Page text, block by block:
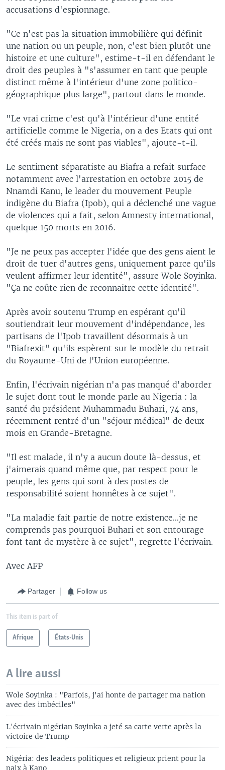
accusations d'espionnage.
"Ce n'est pas la situation immobilière qui définit
une nation ou un peuple, non, c'est bien plutôt une
histoire et une culture", estime-t-il en défendant le
droit des peuples à "s'assumer en tant que peuple
distinct même à l'intérieur d'une zone politico-
géographique plus large", partout dans le monde.
"Le vrai crime c'est qu'à l'intérieur d'une entité
artificielle comme le Nigeria, on a des Etats qui ont
été créés mais ne sont pas viables", ajoute-t-il.
Le sentiment séparatiste au Biafra a refait surface
notamment avec l'arrestation en octobre 2015 de
Nnamdi Kanu, le leader du mouvement Peuple
indigène du Biafra (Ipob), qui a déclenché une vague
de violences qui a fait, selon Amnesty international,
quelque 150 morts en 2016.
"Je ne peux pas accepter l'idée que des gens aient le
droit de tuer d'autres gens, uniquement parce qu'ils
veulent affirmer leur identité", assure Wole Soyinka.
"Ça ne coûte rien de reconnaitre cette identité".
Après avoir soutenu Trump en espérant qu'il
soutiendrait leur mouvement d'indépendance, les
partisans de l'Ipob travaillent désormais à un
"Biafrexit" qu'ils espèrent sur le modèle du retrait
du Royaume-Uni de l'Union européenne.
Enfin, l'écrivain nigérian n'a pas manqué d'aborder
le sujet dont tout le monde parle au Nigeria : la
santé du président Muhammadu Buhari, 74 ans,
récemment rentré d'un "séjour médical" de deux
mois en Grande-Bretagne.
"Il est malade, il n'y a aucun doute là-dessus, et
j'aimerais quand même que, par respect pour le
peuple, les gens qui sont à des postes de
responsabilité soient honnêtes à ce sujet".
"La maladie fait partie de notre existence...je ne
comprends pas pourquoi Buhari et son entourage
font tant de mystère à ce sujet", regrette l'écrivain.
Avec AFP
Partager Follow us
This item is part of
Afrique États-Unis
A lire aussi
Wole Soyinka : "Parfois, j'ai honte de partager ma nation
avec des imbéciles"
L'écrivain nigérian Soyinka a jeté sa carte verte après la
victoire de Trump
Nigéria: des leaders politiques et religieux prient pour la
paix à Kano